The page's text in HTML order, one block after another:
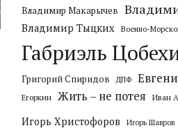
Владимир Макарычев
Владимир Тыцких Военно-
Габриэль
Григорий Спиридов ДПФ
Егоркин Жить – не потея Иван
Игорь Христофоров Игорь Шавров